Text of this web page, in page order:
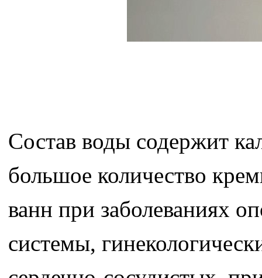
Состав воды содержит
большое количество
ванн при заболеваниях
системы,